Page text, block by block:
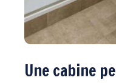
Une cabine